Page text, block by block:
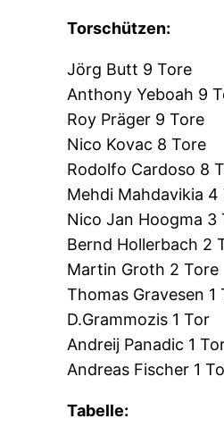
Torschützen:
Jörg Butt 9 Tore
Anthony Yeboah 9
Roy Präger 9 Tore
Nico Kovac 8 Tore
Rodolfo Cardoso 8
Mehdi Mahdavikia 4
Nico Jan Hoogma 3
Bernd Hollerbach 2
Martin Groth 2 Tore
Thomas Gravesen 1
D.Grammozis 1 Tor
Andreij Panadic 1
Andreas Fischer 1
Tabelle: